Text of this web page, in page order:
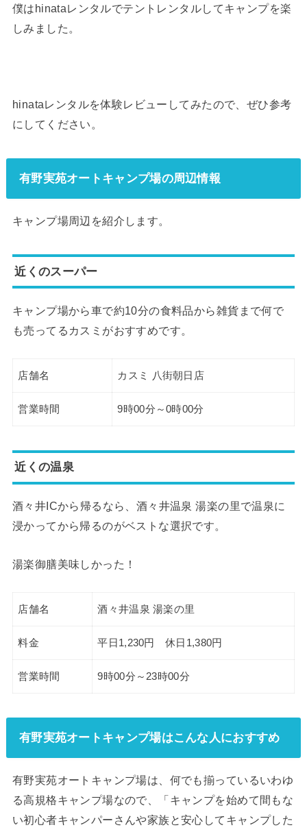
僕はhinataレンタルでテントレンタルしてキャンプを楽
しみました。
hinataレンタルを体験レビューしてみたので、ぜひ参考
にしてください。
有野実苑オートキャンプ場の周辺情報
キャンプ場周辺を紹介します。
近くのスーパー
キャンプ場から車で約10分の食料品から雑貨まで何で
も売ってるカスミがおすすめです。
店舗名 カスミ 八街朝日店
営業時間 9時00分～0時00分
近くの温泉
酒々井ICから帰るなら、酒々井温泉 湯楽の里で温泉に
浸かってから帰るのがベストな選択です。
湯楽御膳美味しかった！
店舗名 酒々井温泉 湯楽の里
料金 平日1,230円 休日1,380円
営業時間 9時00分～23時00分
有野実苑オートキャンプ場はこんな人におすすめ
有野実苑オートキャンプ場は、何でも揃っているいわゆ
る高規格キャンプ場なので、「キャンプを始めて間もな
い初心者キャンパーさんや家族と安心してキャンプした